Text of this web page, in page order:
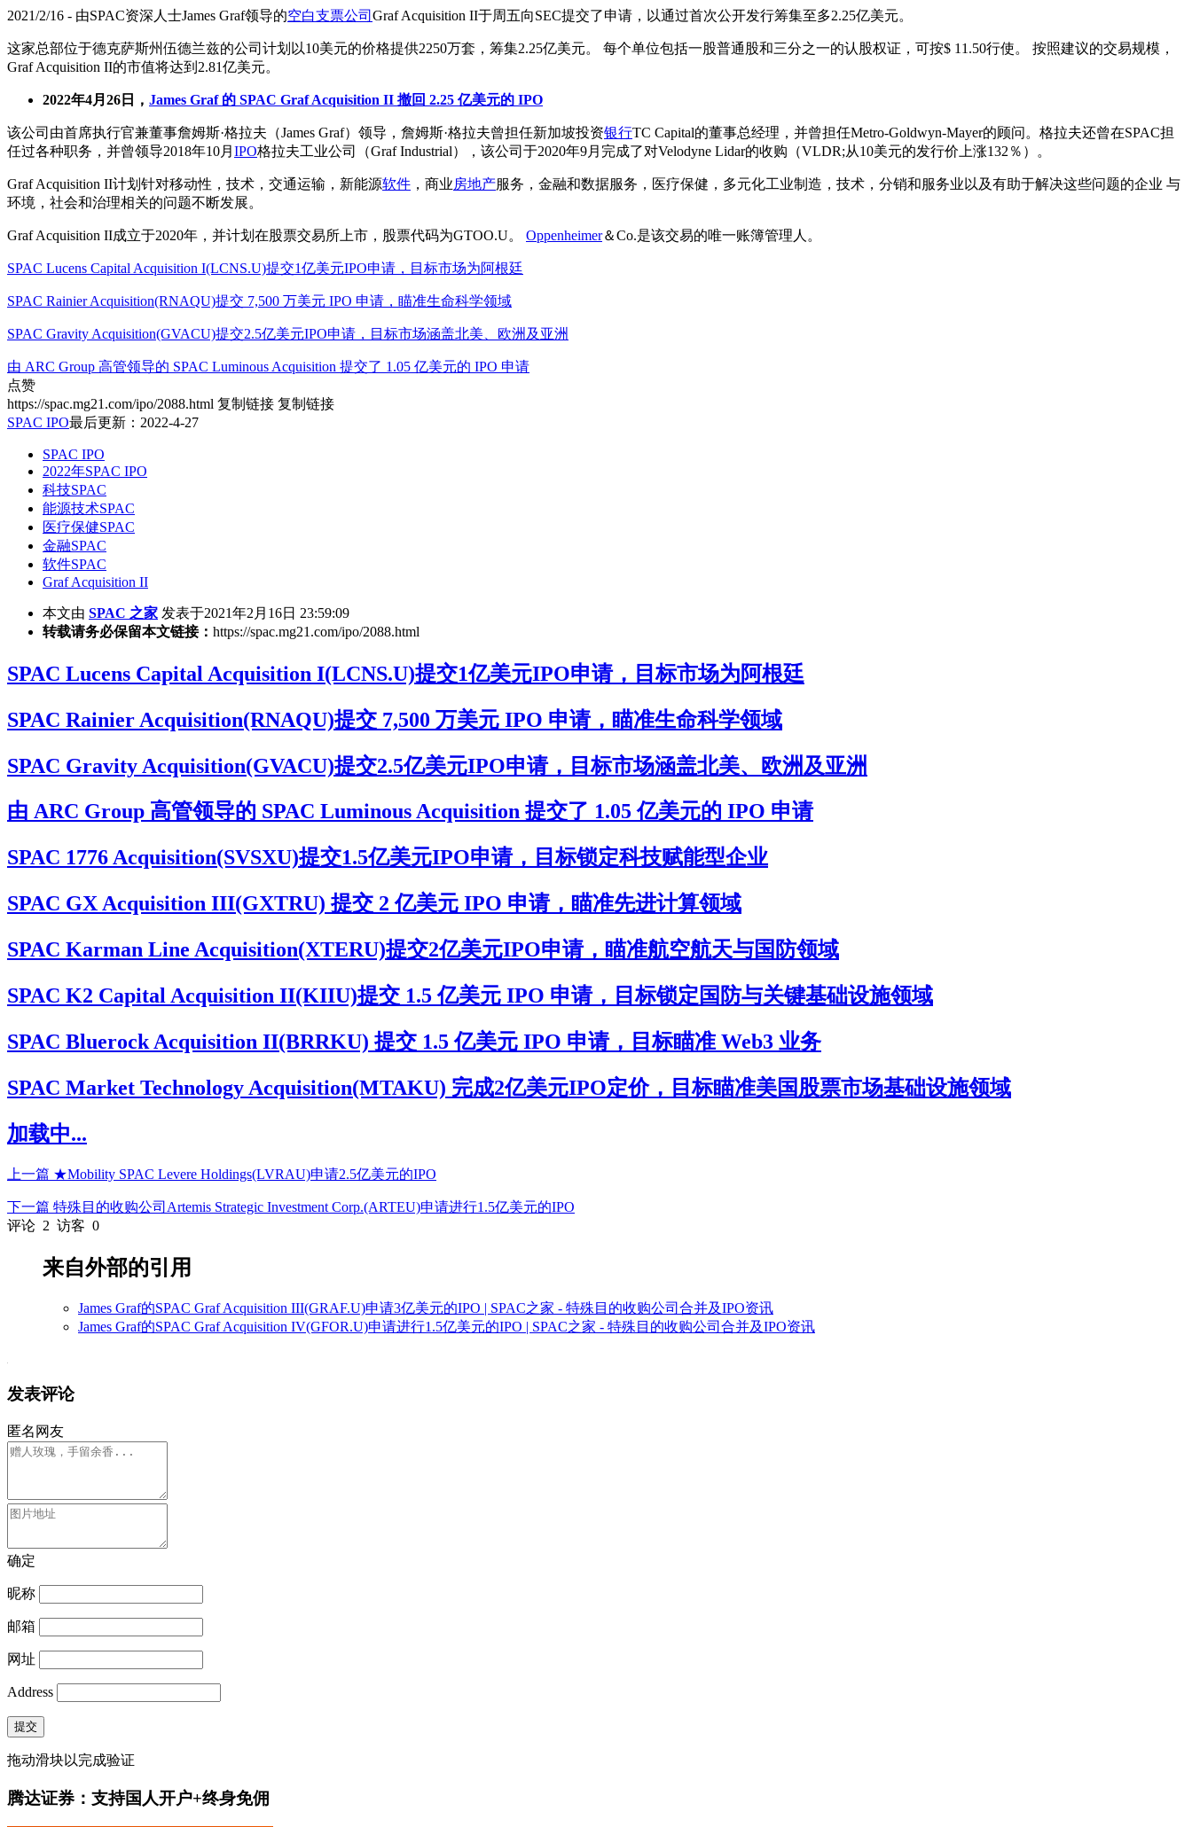
2021/2/16 - 由SPAC资深人士James Graf领导的空白支票公司 Graf Acquisition II于周五向SEC提交了申请，以通过首次公开发行筹集至多2.25亿美元。
这家总部位于德克萨斯州伍德兰兹的公司计划以10美元的价格提供2250万套，筹集2.25亿美元。 每个单位包括一股普通股和三分之一的认股权证，可按$ 11.50行使。 按照建议的交易规模，
Graf Acquisition II的市值将达到2.81亿美元。
2022年4月26日， James Graf 的 SPAC Graf Acquisition II 撤回 2.25 亿美元的 IPO
该公司由首席执行官兼董事詹姆斯·格拉夫（James Graf）领导，詹姆斯·格拉夫曾担任新加坡投资银行TC Capital的董事总经理，并曾担任Metro-Goldwyn-Mayer的顾问。格拉夫还曾在SPAC担
任过各种职务，并曾领导2018年10月 IPO格拉夫工业公司（Graf Industrial），该公司于2020年9月完成了对Velodyne Lidar的收购（VLDR;从10美元的发行价上涨132％）。
Graf Acquisition II计划针对移动性，技术，交通运输，新能源软件 ，商业房地产服务，金融和数据服务，医疗保健，多元化工业制造，技术，分销和服务业以及有助于解决这些问题的企业 与
环境，社会和治理相关的问题不断发展。
Graf Acquisition II成立于2020年，并计划在股票交易所上市，股票代码为GTOO.U。 Oppenheimer＆Co.是该交易的唯一账簿管理人。
SPAC Lucens Capital Acquisition I(LCNS.U)提交1亿美元IPO申请，目标市场为阿根廷
SPAC Rainier Acquisition(RNAQU)提交 7,500 万美元 IPO 申请，瞄准生命科学领域
SPAC Gravity Acquisition(GVACU)提交2.5亿美元IPO申请，目标市场涵盖北美、欧洲及亚洲
由 ARC Group 高管领导的 SPAC Luminous Acquisition 提交了 1.05 亿美元的 IPO 申请
点赞
https://spac.mg21.com/ipo/2088.html 复制链接 复制链接
SPAC IPO最后更新：2022-4-27
SPAC IPO
2022年SPAC IPO
科技SPAC
能源技术SPAC
医疗保健SPAC
金融SPAC
软件SPAC
Graf Acquisition II
本文由 SPAC 之家 发表于2021年2月16日 23:59:09
转载请务必保留本文链接： https://spac.mg21.com/ipo/2088.html
SPAC Lucens Capital Acquisition I(LCNS.U)提交1亿美元IPO申请，目标市场为阿根廷
SPAC Rainier Acquisition(RNAQU)提交 7,500 万美元 IPO 申请，瞄准生命科学领域
SPAC Gravity Acquisition(GVACU)提交2.5亿美元IPO申请，目标市场涵盖北美、欧洲及亚洲
由 ARC Group 高管领导的 SPAC Luminous Acquisition 提交了 1.05 亿美元的 IPO 申请
SPAC 1776 Acquisition(SVSXU)提交1.5亿美元IPO申请，目标锁定科技赋能型企业
SPAC GX Acquisition III(GXTRU) 提交 2 亿美元 IPO 申请，瞄准先进计算领域
SPAC Karman Line Acquisition(XTERU)提交2亿美元IPO申请，瞄准航空航天与国防领域
SPAC K2 Capital Acquisition II(KIIU)提交 1.5 亿美元 IPO 申请，目标锁定国防与关键基础设施领域
SPAC Bluerock Acquisition II(BRRKU) 提交 1.5 亿美元 IPO 申请，目标瞄准 Web3 业务
SPAC Market Technology Acquisition(MTAKU) 完成2亿美元IPO定价，目标瞄准美国股票市场基础设施领域
加载中...
上一篇 ★Mobility SPAC Levere Holdings(LVRAU)申请2.5亿美元的IPO
下一篇 特殊目的收购公司Artemis Strategic Investment Corp.(ARTEU)申请进行1.5亿美元的IPO
评论 2 访客 0
来自外部的引用
James Graf的SPAC Graf Acquisition III(GRAF.U)申请3亿美元的IPO | SPAC之家 - 特殊目的收购公司合并及IPO资讯
James Graf的SPAC Graf Acquisition IV(GFOR.U)申请进行1.5亿美元的IPO | SPAC之家 - 特殊目的收购公司合并及IPO资讯
发表评论
匿名网友
确定
昵称
邮箱
网址
Address
提交
拖动滑块以完成验证
腾达证券：支持国人开户+终身免佣